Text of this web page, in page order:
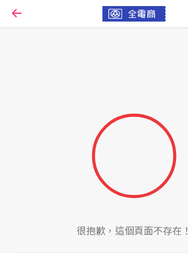
很抱歉，這個頁面不存在！